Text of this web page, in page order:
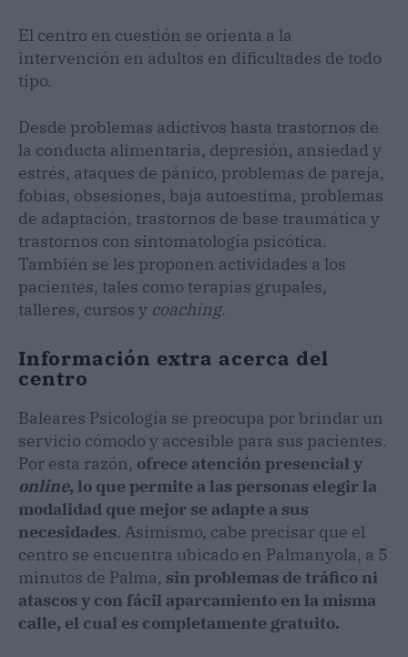
El centro en cuestión se orienta a la
intervención en adultos en dificultades de todo
tipo.
Desde problemas adictivos hasta trastornos de
la conducta alimentaria, depresión, ansiedad y
estrés, ataques de pánico, problemas de pareja,
fobias, obsesiones, baja autoestima, problemas
de adaptación, trastornos de base traumática y
trastornos con sintomatología psicótica.
También se les proponen actividades a los
pacientes, tales como terapias grupales,
talleres, cursos y coaching.
Información extra acerca del
centro
Baleares Psicología se preocupa por brindar un
servicio cómodo y accesible para sus pacientes.
Por esta razón, ofrece atención presencial y
online, lo que permite a las personas elegir la
modalidad que mejor se adapte a sus
necesidades. Asimismo, cabe precisar que el
centro se encuentra ubicado en Palmanyola, a 5
minutos de Palma, sin problemas de tráfico ni
atascos y con fácil aparcamiento en la misma
calle, el cual es completamente gratuito.